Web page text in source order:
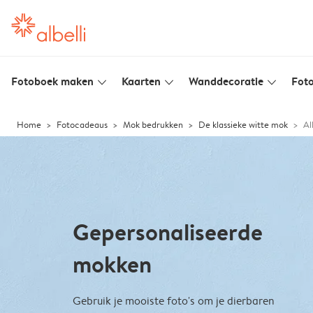
Fotoboek maken slim_arrow_down Kaarten slim_arrow_down Wanddecoratie slim_arrow_down
Home Fotocadeaus Mok bedrukken De klassieke witte mok
Gepersonaliseerde
mokken
Gebruik je mooiste foto's om je dierbaren